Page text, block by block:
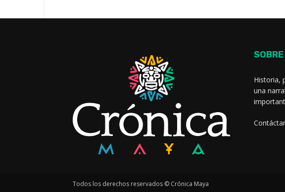
Historia,
una
Todos los derechos reservados © Crónica Maya